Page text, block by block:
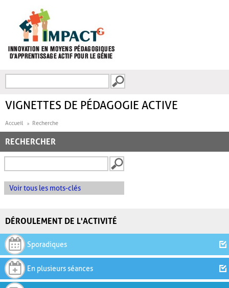
FORMULAIRE DE
VIGNETTES DE PÉDAGOGIE ACTIVE
Accueil Recherche
RECHERCHER
Voir tous les mots-clés
DÉROULEMENT DE L'ACTIVITÉ
Sporadiques
En plusieurs séances